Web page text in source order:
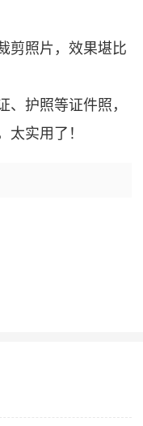
剪照片，效果堪比
、护照等证件照，
太实用了！